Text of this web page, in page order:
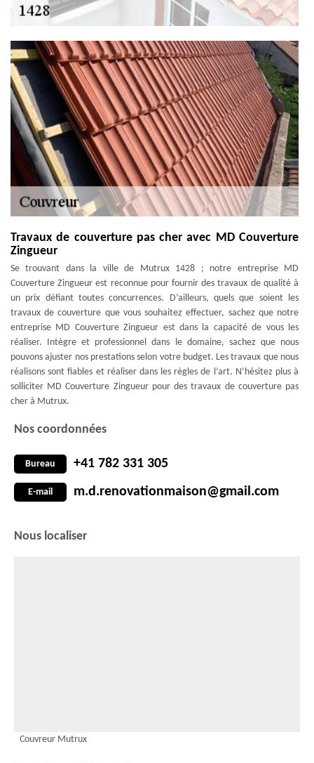
Travaux de couverture pas cher avec MD Couverture
Zingueur
Se trouvant dans la ville de Mutrux 1428 ; notre entreprise MD
Couverture Zingueur est reconnue pour fournir des travaux de qualité à
un prix défiant toutes concurrences. D’ailleurs, quels que soient les
travaux de couverture que vous souhaitez effectuer, sachez que notre
entreprise MD Couverture Zingueur est dans la capacité de vous les
réaliser. Intègre et professionnel dans le domaine, sachez que nous
pouvons ajuster nos prestations selon votre budget. Les travaux que nous
réalisons sont fiables et réaliser dans les règles de l’art. N’hésitez plus à
solliciter MD Couverture Zingueur pour des travaux de couverture pas
cher à Mutrux.
Nos coordonnées
Bureau +41 782 331 305
E-mail m.d.renovationmaison@gmail.com
Nous localiser
Couvreur Mutrux